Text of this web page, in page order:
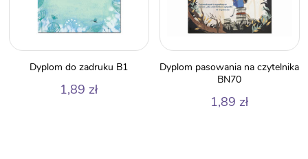
Dyplom do zadruku B1
1,89 zł
Dyplom pasowania na czytelnika
BN70
1,89 zł